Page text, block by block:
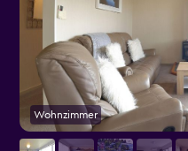
Wohnzimmer